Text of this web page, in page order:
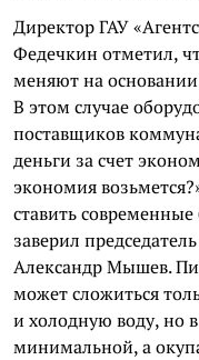
Директор ГАУ
Федечкин отметил,
меняют на основании
В этом случае
поставщиков
деньги за счет
экономия
ставить
заверил
Александр Мышев.
может сложиться
и холодную воду, но
минимальной, а